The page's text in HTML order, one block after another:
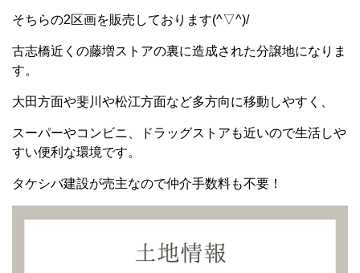
そちらの2区画を販売しております(^▽^)/
古志橋近くの藤増ストアの裏に造成された分譲地になりま
す。
大田方面や斐川や松江方面など多方向に移動しやすく、
スーパーやコンビニ、ドラッグストアも近いので生活しや
すい便利な環境です。
タケシバ建設が売主なので仲介手数料も不要！